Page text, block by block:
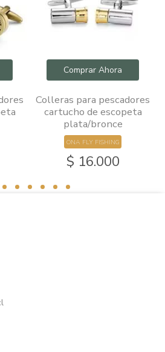
Comprar Ahora
Colleras para pescadores
cartucho de escopeta
plata/bronce
ONA FLY FISHING
$ 16.000